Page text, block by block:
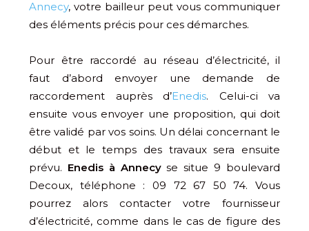
Annecy, votre bailleur peut vous communiquer
des éléments précis pour ces démarches.
Pour être raccordé au réseau d’électricité, il
faut d’abord envoyer une demande de
raccordement auprès d’Enedis. Celui-ci va
ensuite vous envoyer une proposition, qui doit
être validé par vos soins. Un délai concernant le
début et le temps des travaux sera ensuite
prévu. Enedis à Annecyse situe 9 boulevard
Decoux, téléphone : 09 72 67 50 74. Vous
pourrez alors contacter votre fournisseur
d’électricité, comme dans le cas de figure des